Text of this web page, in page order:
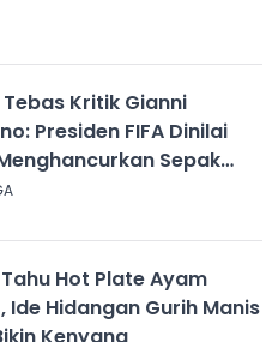
Kritik Gianni
Presiden FIFA Dinilai
Sepak
Hot Plate Ayam
Ide Hidangan Gurih Manis
Kenyang